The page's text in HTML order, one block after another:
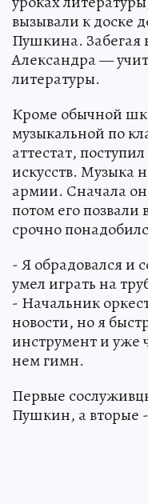
вызывали к доске
Пушкина. Забегая
Александра —
литературы.
Кроме обычной
музыкальной по
аттестат,
искусств. Музыка
армии. Сначала
потом его позвали
срочно
- Я обрадовался и
умел играть на
- Начальник
новости, но я
инструмент и уже
нем гимн.
Первые
Пушкин, а вторые